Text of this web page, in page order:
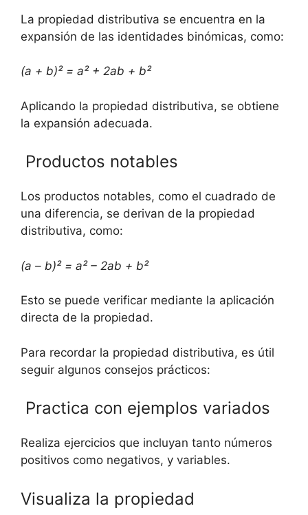
La propiedad distributiva se encuentra en la
expansión de las identidades binómicas, ⁤como:
(a⁤ + b)² = a² + 2ab​ + b²
Aplicando la ⁢propiedad distributiva, se obtiene⁣
la⁢ expansión ⁣adecuada.
‍ Productos notables
Los productos notables,⁢ como⁣ el cuadrado de
una diferencia, se derivan⁢ de la propiedad
distributiva, como:
(a – b)²⁣ = a² – 2ab​ + b²
Esto ‌se puede verificar‌ mediante la aplicación⁤
directa de la propiedad.
Para recordar ‌la ⁤propiedad distributiva, es útil
⁤seguir ‍algunos‍ consejos prácticos:
⁣ Practica con ejemplos variados
Realiza ejercicios⁣ que incluyan tanto números
positivos como negativos, ‌y ​variables.
⁢Visualiza la ⁤propiedad